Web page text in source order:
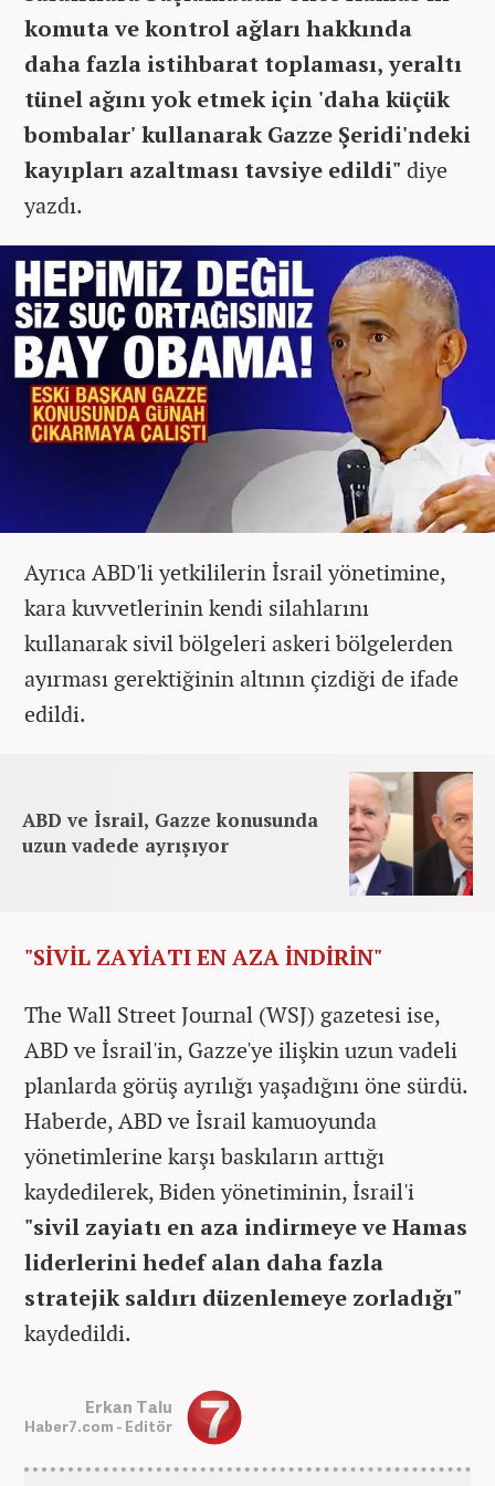
komuta ve kontrol ağları hakkında
daha fazla istihbarat toplaması, yeraltı
tünel ağını yok etmek için 'daha küçük
bombalar' kullanarak Gazze Şeridi'ndeki
kayıpları azaltması tavsiye edildi" diye
yazdı.
Ayrıca ABD'li yetkililerin İsrail yönetimine,
kara kuvvetlerinin kendi silahlarını
kullanarak sivil bölgeleri askeri bölgelerden
ayırması gerektiğinin altının çizdiği de ifade
edildi.
ABD ve İsrail, Gazze konusunda
uzun vadede ayrışıyor
"SİVİL ZAYİATI EN AZA İNDİRİN"
The Wall Street Journal (WSJ) gazetesi ise,
ABD ve İsrail'in, Gazze'ye ilişkin uzun vadeli
planlarda görüş ayrılığı yaşadığını öne sürdü.
Haberde, ABD ve İsrail kamuoyunda
yönetimlerine karşı baskıların arttığı
kaydedilerek, Biden yönetiminin, İsrail'i
"sivil zayiatı en aza indirmeye ve Hamas
liderlerini hedef alan daha fazla
stratejik saldırı düzenlemeye zorladığı"
kaydedildi.
Erkan Talu
Haber7.com - Editör